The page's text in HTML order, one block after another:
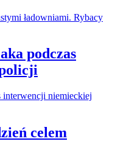
podczas
celem